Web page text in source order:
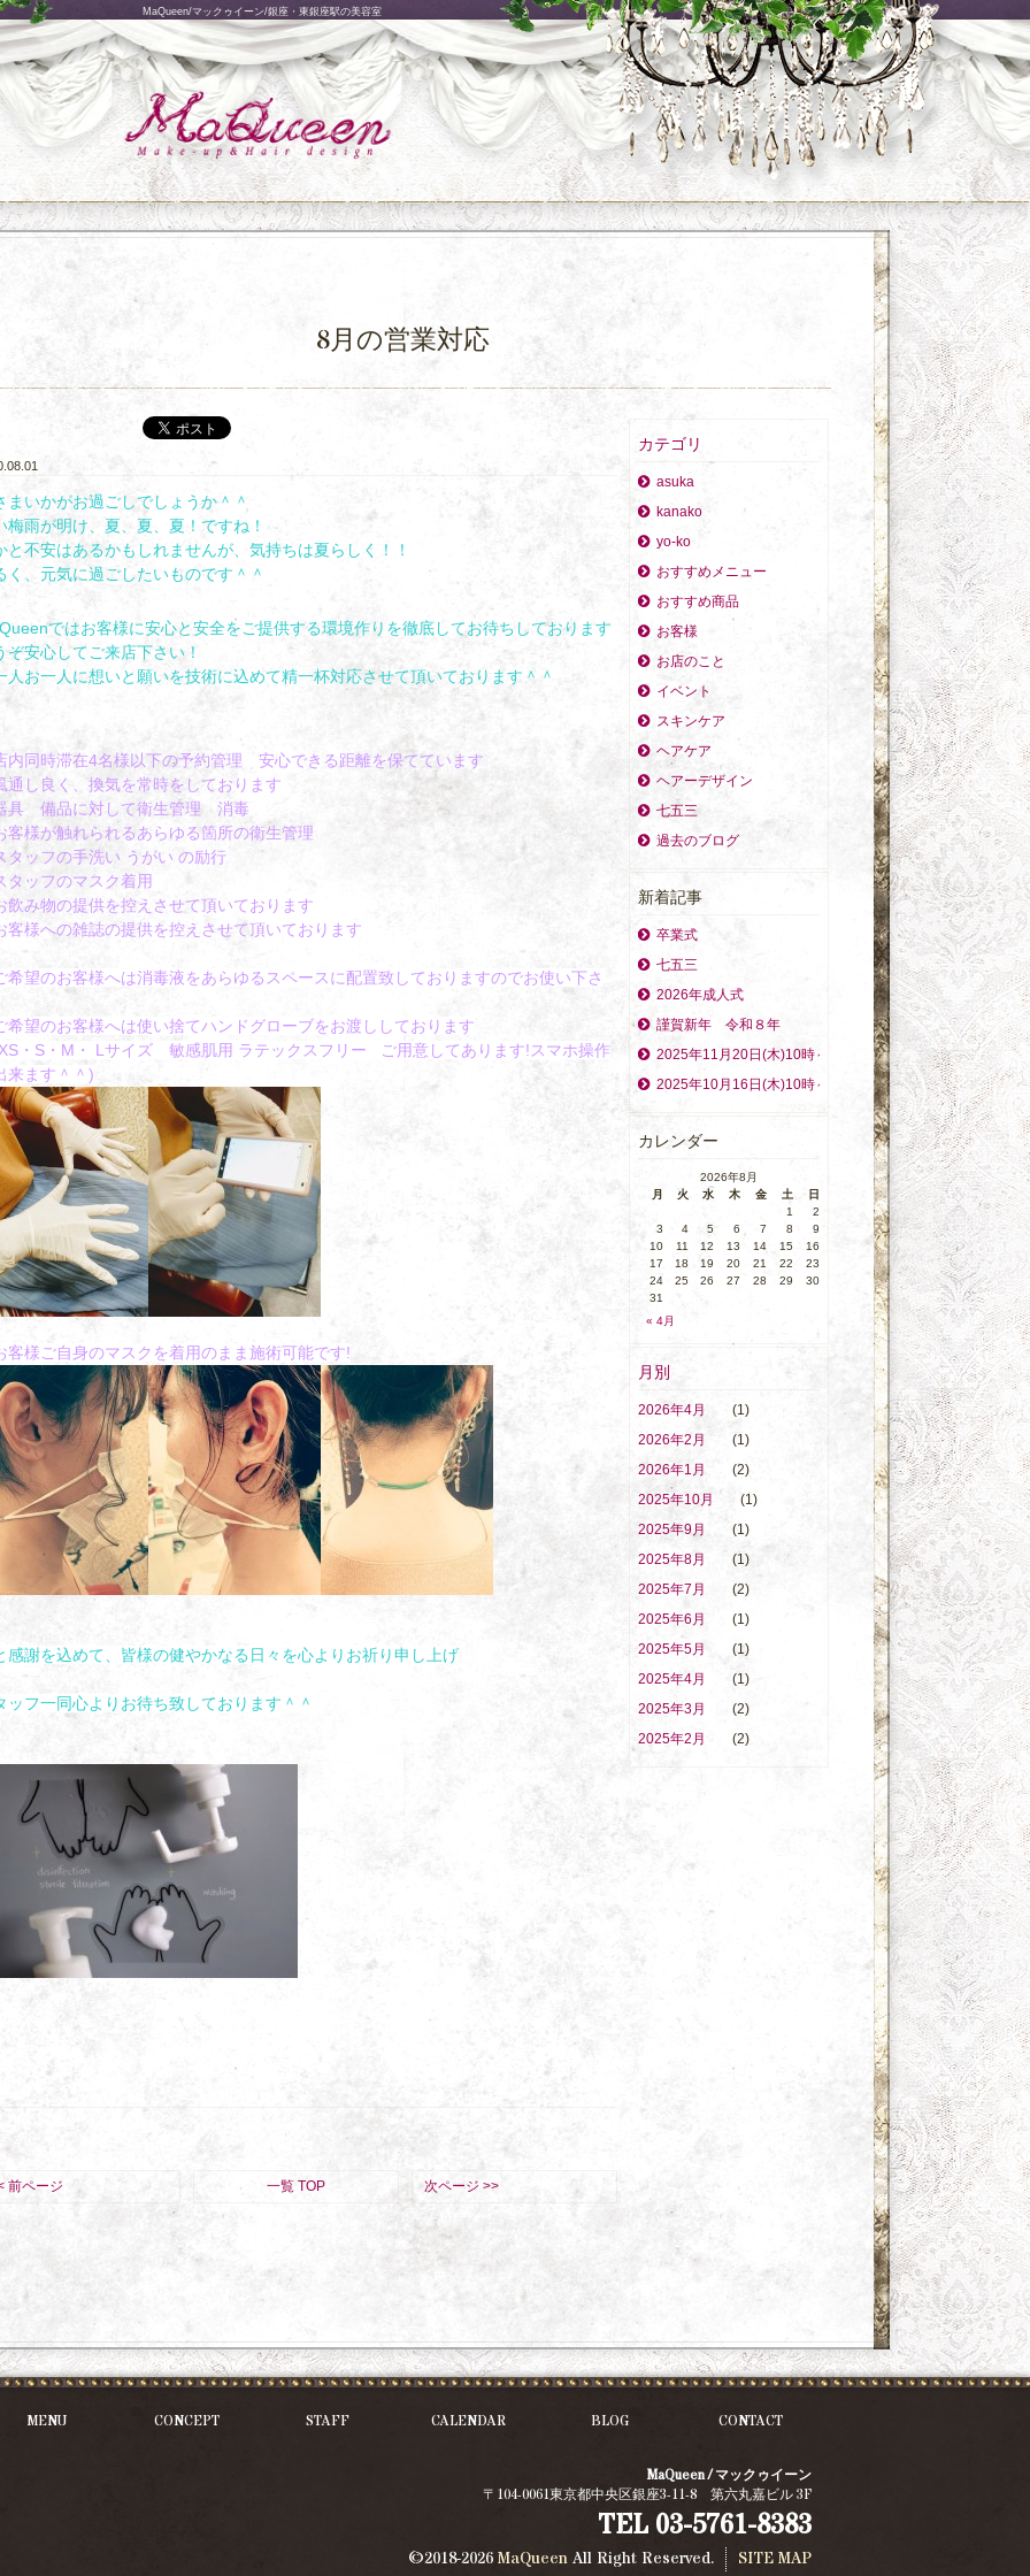
MaQueen/マックゥイーン/銀座・東銀座駅の美容室
8月の営業対応
まいかがお過ごしでしょうか＾＾
梅雨が明け、夏、夏、夏！ですね！
と不安はあるかもしれませんが、気持ちは夏らしく！！
く、元気に過ごしたいものです＾＾
ではお客様に安心と安全をご提供する環境作りを徹底してお待ちしております
ぞ安心してご来店下さい！
人お一人に想いと願いを技術に込めて精一杯対応させて頂いております＾＾
内同時滞在4名様以下の予約管理 安心できる距離を保てています
通し良く、換気を常時をしております
具 備品に対して衛生管理 消毒
客様が触れられるあらゆる箇所の衛生管理
タッフの手洗い うがい の励行
タッフのマスク着用
飲み物の提供を控えさせて頂いております
客様への雑誌の提供を控えさせて頂いております
希望のお客様へは消毒液をあらゆるスペースに配置致しておりますのでお使い下さ
希望のお客様へは使い捨てハンドグローブをお渡ししております
・S・M・ L サイズ 敏感肌用 ラテックスフリー ご用意してあります!スマホ操作
来ます＾＾)
客様ご自身のマスクを着用のまま施術可能です!
感謝を込めて、皆様の健やかなる日々を心よりお祈り申し上げ
ッフ一同心よりお待ち致しております＾＾
前ページ 一覧 TOP 次ページ >>
カテゴリ
asuka
kanako
yo-ko
おすすめメニュー
おすすめ商品
お客様
お店のこと
イベント
スキンケア
ヘアケア
ヘアーデザイン
七五三
過去のブログ
新着記事
卒業式
七五三
2026年成人式
謹賀新年 令和８年
2025年11月20日(木)10時～ママトコタイムを開催致します
2025年10月16日(木)10時～ママトコタイムを開催致します
カレンダー
2026年8月
月
火 水 木 金 土 日
« 4月
1
2
3
4 5 6 7 8
9
10
11 12 13 14 15
16
17
18 19 20 21 22
23
24
25 26 27 28 29
30
31
月別
2026年4月
(1)
2026年2月
(1)
2026年1月
(2)
2025年10月
(1)
2025年9月
(1)
2025年8月
(1)
2025年7月
(2)
2025年6月
(1)
2025年5月
(1)
2025年4月
(1)
2025年3月
(2)
2025年2月
(2)
MENU CONCEPT STAFF CALENDAR BLOG CONTACT
MaQueen / マックゥイーン
〒104-0061東京都中央区銀座3-11-8 第六丸嘉ビル 3F
TEL 03-5761-8383
SITE MAP
©2018-2026 MaQueen All Right Reserved.